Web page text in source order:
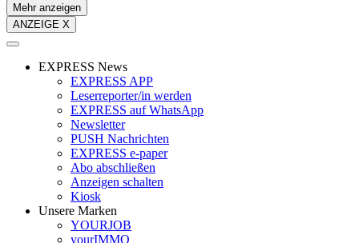
Mehr anzeigen
ANZEIGE X
EXPRESS News
EXPRESS APP
Leserreporter/in werden
EXPRESS auf WhatsApp
Newsletter
PUSH Nachrichten
EXPRESS e-paper
Abo abschließen
Anzeigen schalten
Kiosk
Unsere Marken
YOURJOB
yourIMMO